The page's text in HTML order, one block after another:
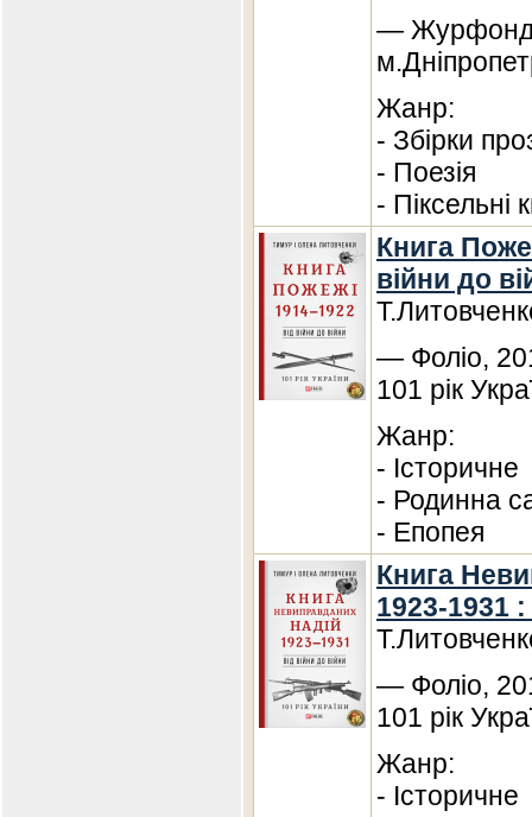
—
Жанр:
- Збірки
- Поезія
- Піксельні
Книга
війни до
— Фоліо,
101 рік
Жанр:
- Історичне
- Родинна
- Епопея
Книга
1923-1931 :
— Фоліо,
101 рік
Жанр:
- Історичне